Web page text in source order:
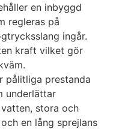
en inbyggd
regleras på
ingår.
kraft vilket gör
pålitliga prestanda
underlättar
stora och
en lång sprejlans